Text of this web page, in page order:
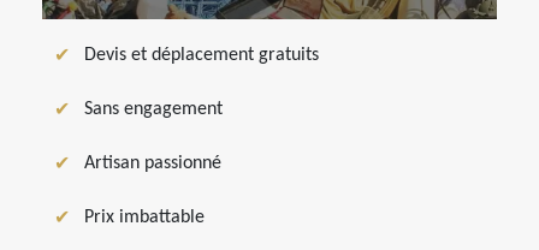
Devis et déplacement gratuits
Sans engagement
Artisan passionné
Prix imbattable